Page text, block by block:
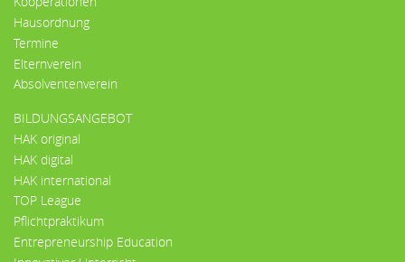
Hausordnung
Termine
Elternverein
Absolventenverein
BILDUNGSANGEBOT
HAK original
HAK digital
HAK international
TOP League
Pflichtpraktikum
Entrepreneurship Education